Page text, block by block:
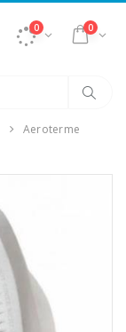
0 0
Aeroterme